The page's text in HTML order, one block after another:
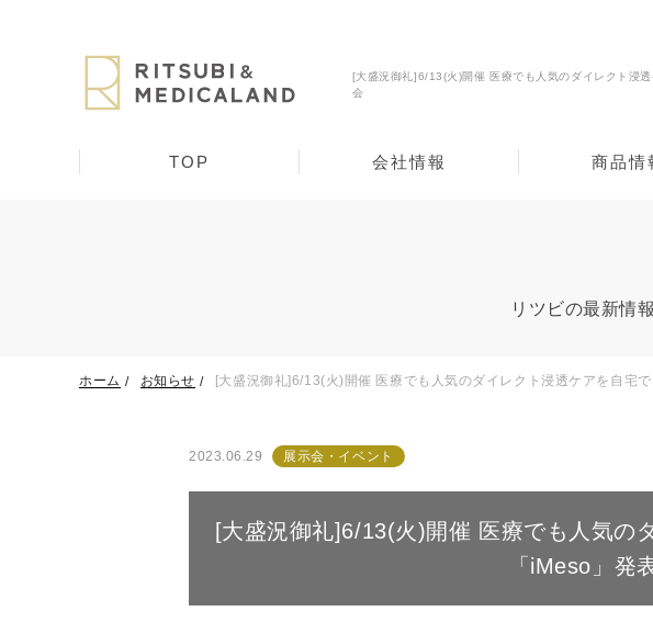
[大盛況御礼]6/13(火)開催 医療でも人気のダイレクト浸
会
TOP 会社情報 商品情
リツビの最新情
ホーム お知らせ [大盛況御礼]6/13(火)開催 医療でも人気のダイレクト浸透ケアを自宅
2023.06.29 展示会・イベント
[大盛況御礼]6/13(火)開催 医療でも人気の
「iMeso」発